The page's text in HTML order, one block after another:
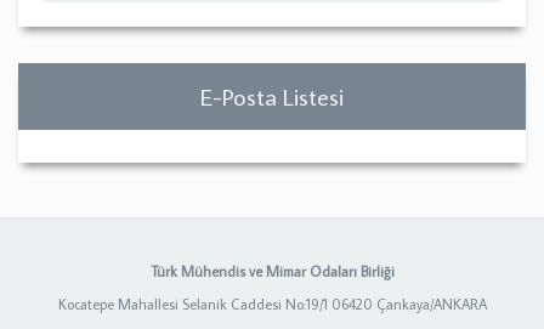
E-Posta Listesi
Türk Mühendis ve Mimar Odaları Birliği
Kocatepe Mahallesi Selanik Caddesi No:19/1 06420 Çankaya/ANKARA